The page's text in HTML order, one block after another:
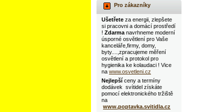
Pro zákazníky
Ušetřete za energii, zlepšete
si pracovni a domácí prostředí
! Zdarma navrhneme moderní
úsporné osvětlení pro Vaše
kanceláře,firmy, domy,
byty....,zpracujeme měření
osvětlení a protokol pro
hygienika ke kolaudaci ! Vice
na www.osvetleni.cz
Nejlepší ceny a termíny
dodávek svítidel získáte
pomocí elektronického tržiště
na
www.poptavka.svitidla.cz